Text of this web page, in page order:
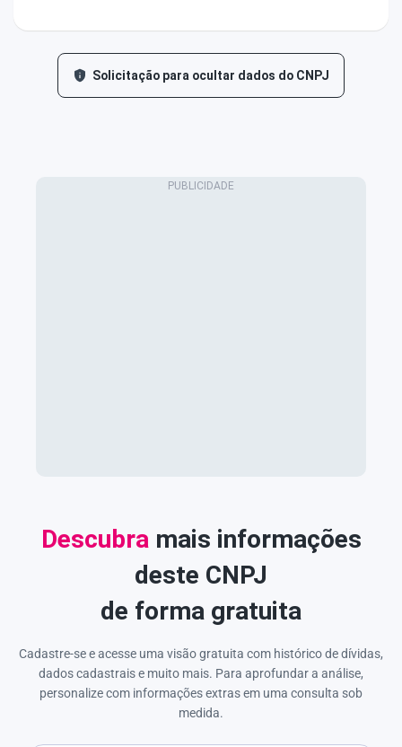
Solicitação para ocultar dados do CNPJ
Descubramais informações
deste CNPJ
de forma gratuita
Cadastre-se e acesse uma visão gratuita com histórico de dívidas,
dados cadastrais e muito mais. Para aprofundar a análise,
personalize com informações extras em uma consulta sob
medida.